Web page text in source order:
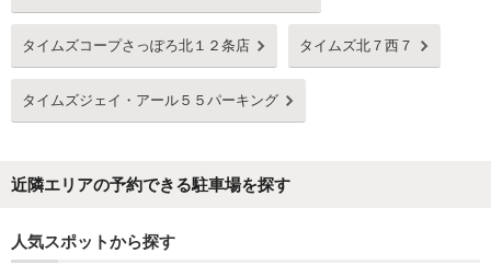
タイムズコープさっぽろ北１２条店 タイムズ北７西７
タイムズジェイ・アール５５パーキング
近隣エリアの予約できる駐車場を探す
人気スポットから探す